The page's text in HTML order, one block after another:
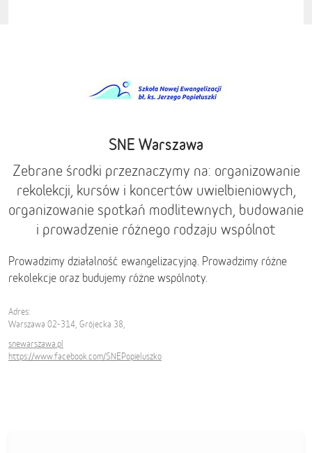
SNE Warszawa
Zebrane środki przeznaczymy na: organizowanie
rekolekcji, kursów i koncertów uwielbieniowych,
organizowanie spotkań modlitewnych, budowanie
i prowadzenie różnego rodzaju wspólnot
Prowadzimy działalność ewangelizacyjną. Prowadzimy różne
rekolekcje oraz budujemy różne wspólnoty.
Adres:
Warszawa 02-314, Grójecka 38,
snewarszawa.pl
https://www.facebook.com/SNEPopieluszko